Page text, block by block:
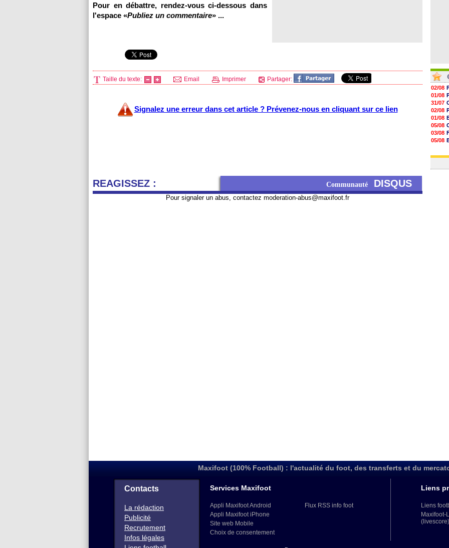
Pour en débattre, rendez-vous ci-dessous dans
l'espace «Publiez un commentaire» ...
Taille du texte: Email Imprimer Partager:
Signalez une erreur dans cet article ? Prévenez-nous en cliquant sur ce lien
REAGISSEZ : Communauté DISQUS
Pour signaler un abus, contactez moderation-abus@maxifoot.fr
02/08
01/08
31/07
02/08
01/08
05/08
03/08
05/08
03/08
Maxifoot (100% Football) : l'actualité du foot, des transferts et du
Contacts
La rédaction
Publicité
Recrutement
Infos légales
Services Maxifoot
Appli Maxifoot Android
Appli Maxifoot iPhone
Site web Mobile
Choix de consentement
Flux RSS info foot
Liens
Liens
Maxifoot-
(livescore)